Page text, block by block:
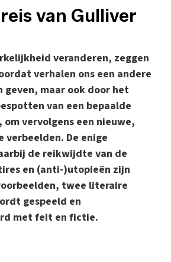
van Gulliver
veranderen, zeggen
verhalen ons een andere
geven, maar ook door het
van een bepaalde
vervolgens een nieuwe,
verbeelden. De enige
de reikwijdte van de
en (anti-)utopieën zijn
twee literaire
gespeeld en
met feit en fictie.